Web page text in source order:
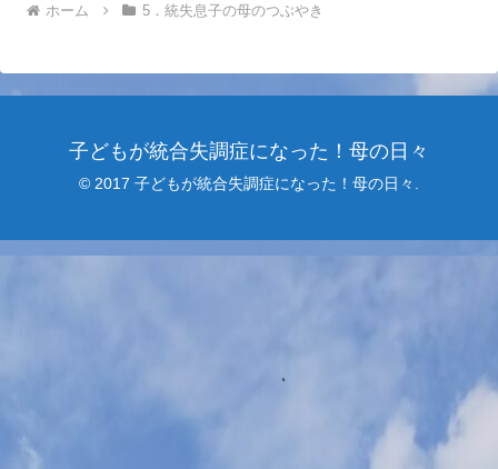
ホーム 5．統失息子の母のつぶやき
子どもが統合失調症になった！母の日々
© 2017 子どもが統合失調症になった！母の日々.